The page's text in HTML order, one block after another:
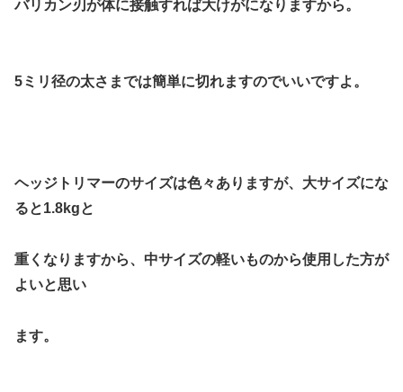
バリカン刃が体に接触すれば大けがになりますから。
5ミリ径の太さまでは簡単に切れますのでいいですよ。
ヘッジトリマーのサイズは色々ありますが、大サイズにな
ると1.8kgと
重くなりますから、中サイズの軽いものから使用した方が
よいと思い
ます。